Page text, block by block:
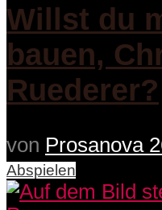
Willst du
bauen,
Ruederer?
von Prosanova
Abspielen